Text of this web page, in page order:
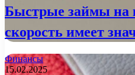
Быстрые займы на
скорость имеет
Финансы
15.02.2025